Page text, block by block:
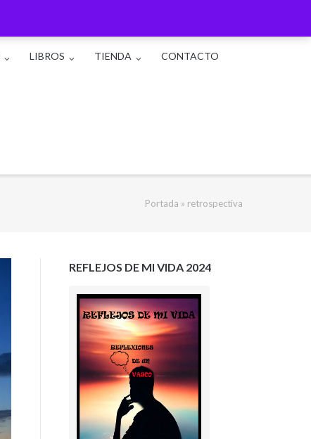
LIBROS TIENDA CONTACTO
Portada » retrospectiva
REFLEJOS DE MI VIDA 2024